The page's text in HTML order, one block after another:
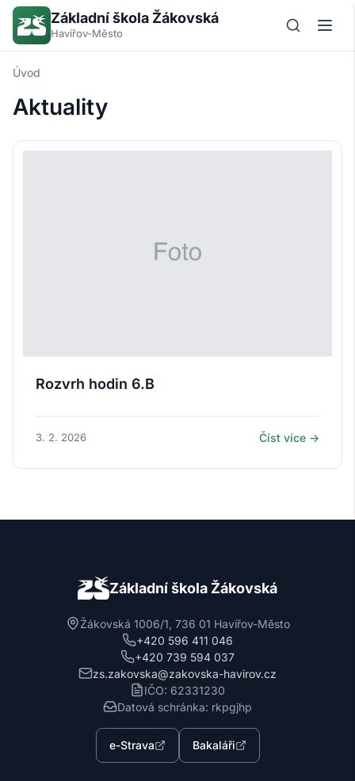
Základní škola Žákovská
Havířov-Město
Úvod
Aktuality
Rozvrh hodin 6.B
3. 2. 2026 Číst více →
Základní škola Žákovská
Žákovská 1006/1, 736 01 Havířov-Město
+420 596 411 046
+420 739 594 037
zs.zakovska@zakovska-havirov.cz
IČO: 62331230
Datová schránka: rkpgjhp
e-Strava Bakaláři